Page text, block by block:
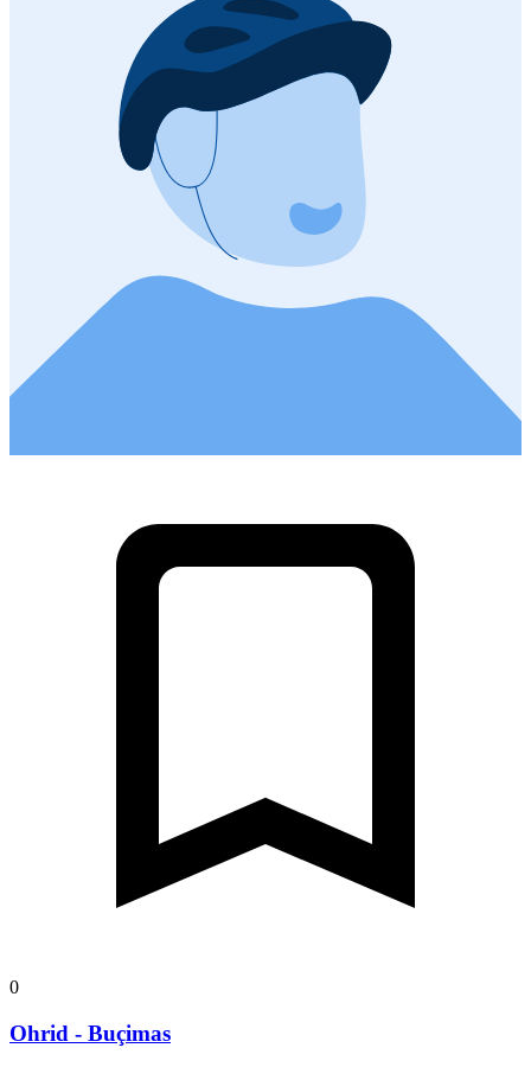
0
Ohrid - Buçimas